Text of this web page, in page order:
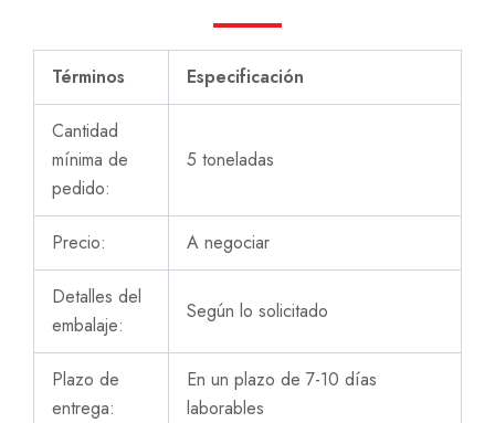
Términos Especificación
Cantidad
mínima de
pedido:
5 toneladas
Precio: A negociar
Detalles del
embalaje:
Según lo solicitado
Plazo de
entrega:
En un plazo de 7-10 días
laborables